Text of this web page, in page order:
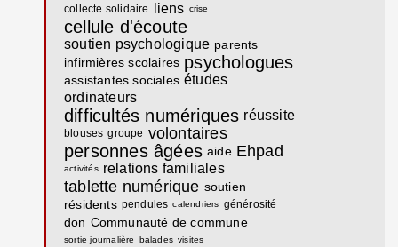
collecte solidaire liens crise
cellule d'écoute
soutien psychologique parents
infirmières scolaires psychologues
assistantes sociales études
ordinateurs
difficultés numériques réussite
blouses groupe volontaires
personnes âgées aide Ehpad
activités relations familiales
tablette numérique soutien
résidents pendules calendriers générosité
don Communauté de commune
sortie journalière balades visites